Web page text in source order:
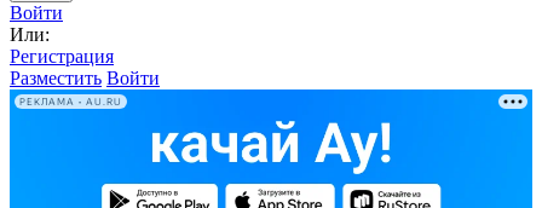
Войти
Или:
Регистрация
Разместить Войти
РЕКЛАМА • AU.RU